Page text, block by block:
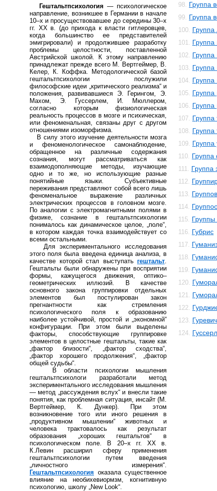
Гештальтпсихология — психологическое
направление, возникшее в Германии в начале
10–х и просуществовавшее до середины 30–х
гг. ХХ в. (до прихода к власти гитлеровцев,
когда большинство ее представителей
эмигрировали) и продолжившее разработку
проблемы целостности, поставленной
Австрийской школой. К этому направлению
принадлежат прежде всего М. Вертгеймер, В.
Келер, К. Коффка. Методологической базой
гештальтпсихологии послужили
философские идеи „критического реализма“ и
положения, развивавшиеся Э. Герингом, Э.
Махом, Э. Гуссерлем, И. Мюллером,
согласно которым физиологическая
реальность процессов в мозге и психическая,
или феноменальная, связаны друг с другом
отношениями изоморфизма.
В силу этого изучение деятельности мозга
и феноменологическое самонаблюдение,
обращенное на различные содержания
сознания, могут рассматриваться как
взаимодополняющие методы, изучающие
одно и то же, но использующие разные
понятийные языки. Субъективные
переживания представляют собой всего лишь
феноменальное выражение различных
электрических процессов в головном мозге.
По аналогии с электромагнитными полями в
физике, сознание в гештальтпсихологии
понималось как динамическое целое, „поле“,
в котором каждая точка взаимодействует со
всеми остальными.
Для экспериментального исследования
этого поля была введена единица анализа, в
качестве которой стал выступать гештальт.
Гештальты были обнаружены при восприятии
формы, кажущегося движения, оптико–
геометрических иллюзий. В качестве
основного закона группировки отдельных
элементов был постулирован закон
прегнантности как стремления
психологического поля к образованию
наиболее устойчивой, простой и „экономной“
конфигурации. При этом были выделены
факторы, способствующие группировке
элементов в целостные гештальты, такие как
„фактор близости“, „фактор сходства“,
„фактор хорошего продолжения“, „фактор
общей судьбы“.
В области психологии мышления
гештальтпсихологи разработали метод
экспериментального исследования мышления
— метод „рассуждения вслух“ и внесли такие
понятия, как проблемная ситуация, инcaйт (М.
Вертгеймер, К. Дункер). При этом
возникновение того или иного решения в
„продуктивном мышлении“ животных и
человека трактовалось как результат
образования „хороших гештальтов“ в
психологическом поле. В 20–х гг. ХХ в.
К.Левин расширил сферу применения
гештальтпсихологии путем введения
„личностного измерения“.
Гештальтпсихология оказала существенное
влияние на необихевиормзм, когнитивную
психологию, школу „New Look“.
98. Группа
99. Группа
100.
101. Группа
102.
103.
104.
105. Группа
106.
107. Группа
108. Группа
109. Группа
110.
111. Группа
112.
113.
114.
115. Группы
116. Губрис
117.
118.
119.
120.
121.
122.
123.
124.